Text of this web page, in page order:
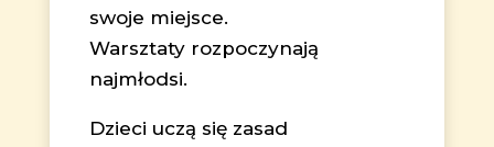
swoje miejsce.
Warsztaty rozpoczynają
najmłodsi.
Dzieci uczą się zasad